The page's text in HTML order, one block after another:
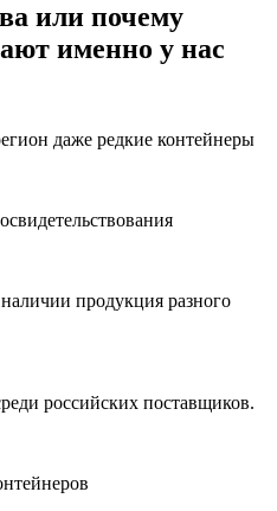
или почему
именно у нас
даже редкие контейнеры
продукция разного
российских поставщиков.